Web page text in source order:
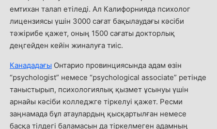
емтихан талап етіледі. Ал Калифорнияда психолог
лицензиясы үшін 3000 сағат бақылаудағы кәсіби
тәжірибе қажет, оның 1500 сағаты докторлық
деңгейден кейін жиналуға тиіс.
Канададағы Онтарио провинциясында адам өзін
“psychologist” немесе “psychological associate” ретінде
таныстырып, психологиялық қызмет ұсынуы үшін
арнайы кәсіби колледжге тіркелуі қажет. Ресми
заңнамада бұл атаулардың қысқартылған немесе
басқа тілдегі баламасын да тіркелмеген адамның